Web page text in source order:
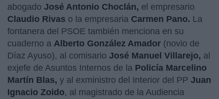
abogado José Antonio Choclán, el empresario
Claudio Rivas o la empresaria Carmen Pano. La
fontanera del PSOE también menciona en su
cuaderno a Alberto González Amador (novio de
Díaz Ayuso), al comisario José Manuel Villarejo, al
exjefe de Asuntos Internos de la Policía Marcelino
Martín Blas, y al exministro del Interior del PP Juan
Ignacio Zoido, al magistrado de la Audiencia